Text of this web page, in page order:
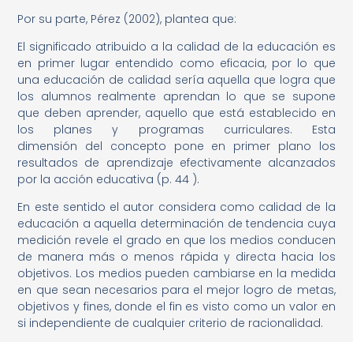
Por su parte, Pérez (2002), plantea que:
El significado atribuido a la calidad de la educación es
en primer lugar entendido como eficacia, por lo que
una educación de calidad sería aquella que logra que
los alumnos realmente aprendan lo que se supone
que deben aprender, aquello que está establecido en
los planes y programas curriculares. Esta
dimensión del concepto pone en primer plano los
resultados de aprendizaje efectivamente alcanzados
por la acción educativa (p. 44 ).
En este sentido el autor considera como calidad de la
educación a aquella determinación de tendencia cuya
medición revele el grado en que los medios conducen
de manera más o menos rápida y directa hacia los
objetivos. Los medios pueden cambiarse en la medida
en que sean necesarios para el mejor logro de metas,
objetivos y fines, donde el fin es visto como un valor en
si independiente de cualquier criterio de racionalidad.